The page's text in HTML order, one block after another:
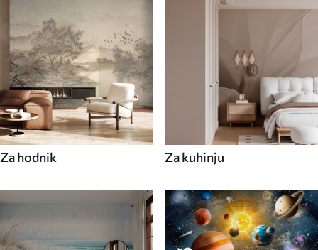
Za hodnik Za kuhinju